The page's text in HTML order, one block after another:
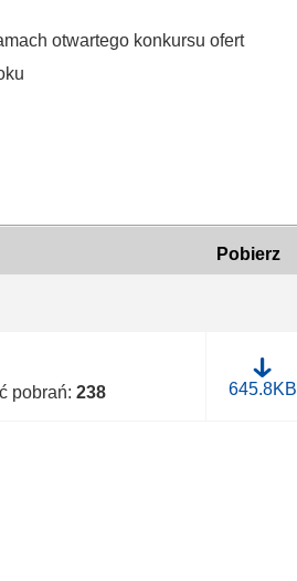
otwartego konkursu ofert
Pobierz
pobrań: 238 645.8KB